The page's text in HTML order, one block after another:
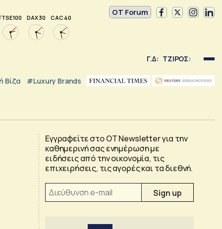
100 DAX 30 CAC 40
OT Forum
Γ.Δ: ΤΖΙΡΟΣ:
Βίζα #luxury Brands
Εγγραφείτε στο OT Newsletter για την
καθημερινή σας ενημέρωση με
ειδήσεις από την οικονομία, τις
επιχειρήσεις, τις αγορές και τα διεθνή.